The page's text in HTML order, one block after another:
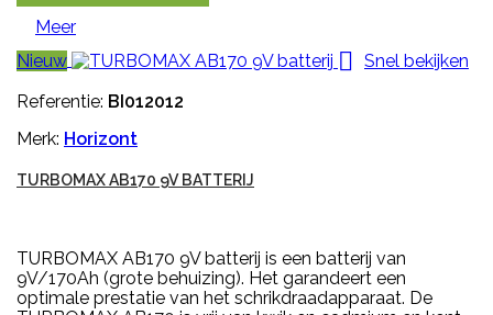
Meer
Nieuw

Snel bekijken
Referentie: BI012012
Merk: Horizont
TURBOMAX AB170 9V BATTERIJ
TURBOMAX AB170 9V batterij is een batterij van
9V/170Ah (grote behuizing). Het garandeert een
optimale prestatie van het schrikdraadapparaat. De